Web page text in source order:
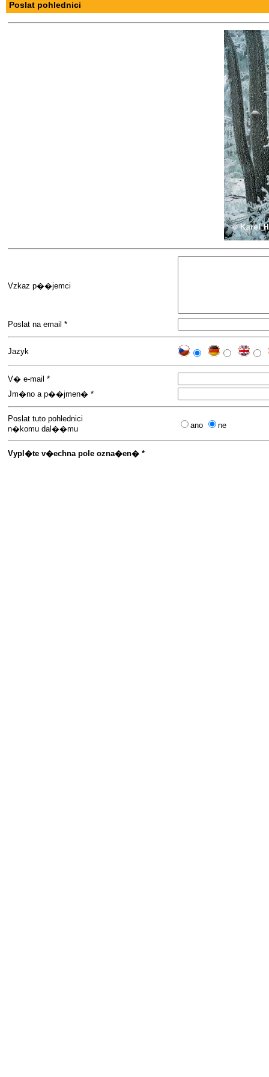
Poslat pohlednici
Vzkaz p��jemci
Poslat na email *
Jazyk
V� e-mail *
Jm�no a p��jmen� *
Poslat tuto pohlednici
n�komu dal��mu
ano ne
Vypl�te v�echna pole ozna�en� *